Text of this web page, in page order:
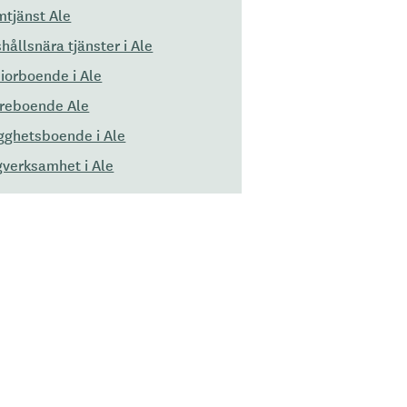
Ale
tjänster i Ale
i Ale
Ale
i Ale
i Ale